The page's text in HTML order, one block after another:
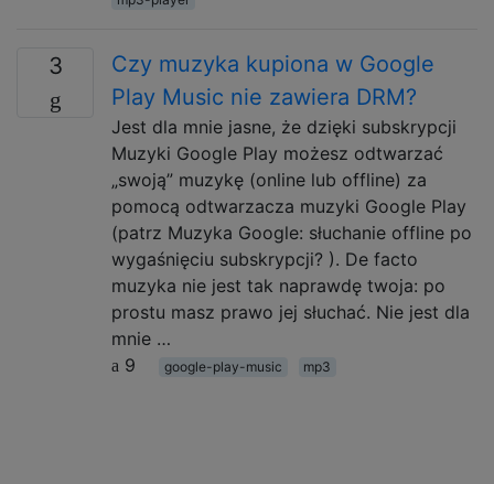
3
Czy muzyka kupiona w Google
Play Music nie zawiera DRM?
Jest dla mnie jasne, że dzięki subskrypcji
Muzyki Google Play możesz odtwarzać
„swoją” muzykę (online lub offline) za
pomocą odtwarzacza muzyki Google Play
(patrz Muzyka Google: słuchanie offline po
wygaśnięciu subskrypcji? ). De facto
muzyka nie jest tak naprawdę twoja: po
prostu masz prawo jej słuchać. Nie jest dla
mnie …
9
google-play-music mp3